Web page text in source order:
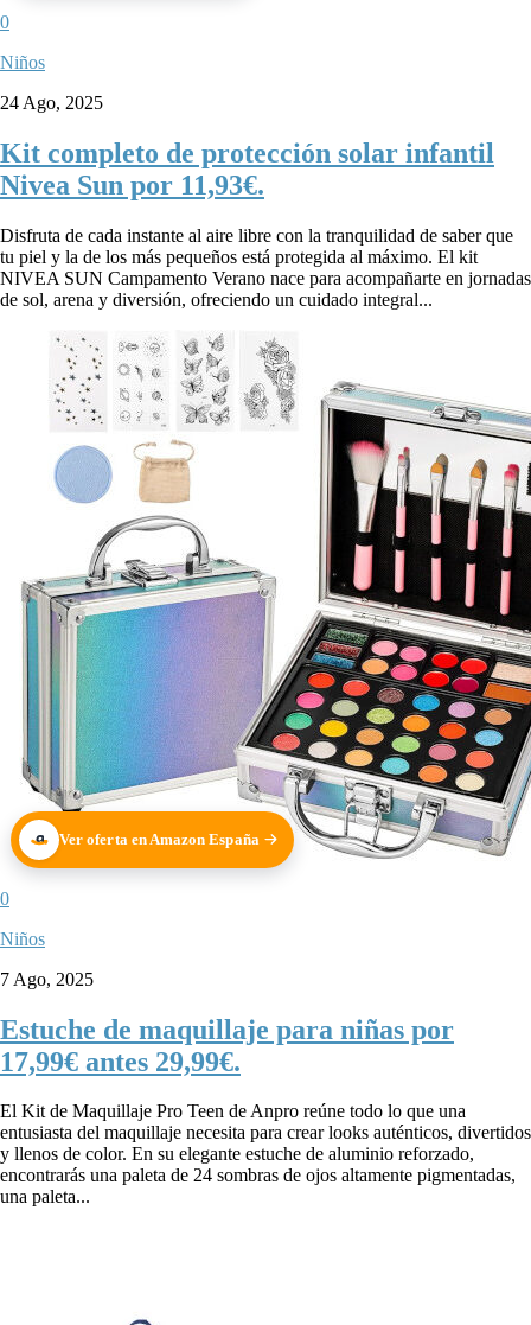
0
Niños
24 Ago, 2025
Kit completo de protección solar infantil
Nivea Sun por 11,93€.
Disfruta de cada instante al aire libre con la tranquilidad de saber que
tu piel y la de los más pequeños está protegida al máximo. El kit
NIVEA SUN Campamento Verano nace para acompañarte en jornadas
de sol, arena y diversión, ofreciendo un cuidado integral...
Ver oferta en Amazon España
0
Niños
7 Ago, 2025
Estuche de maquillaje para niñas por
17,99€ antes 29,99€.
El Kit de Maquillaje Pro Teen de Anpro reúne todo lo que una
entusiasta del maquillaje necesita para crear looks auténticos, divertidos
y llenos de color. En su elegante estuche de aluminio reforzado,
encontrarás una paleta de 24 sombras de ojos altamente pigmentadas,
una paleta...